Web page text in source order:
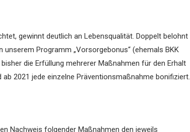
gewinnt deutlich an Lebensqualität. Doppelt belohnt
unserem Programm „Vorsorgebonus“ (ehemals BKK
die Erfüllung mehrerer Maßnahmen für den Erhalt
ab 2021 jede einzelne Präventionsmaßnahme bonifiziert.
Nachweis ­folgender Maßnahmen den jeweils